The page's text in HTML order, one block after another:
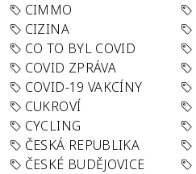
CIMMO
CIZINA
CO TO BYL COVID
COVID ZPRÁVA
COVID-19 VAKCÍNY
CUKROVÍ
CYCLING
ČESKÁ REPUBLIKA
ČESKÉ BUDĚJOVICE